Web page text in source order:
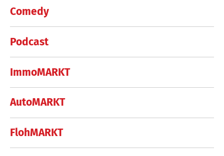
Comedy
Podcast
ImmoMARKT
AutoMARKT
FlohMARKT